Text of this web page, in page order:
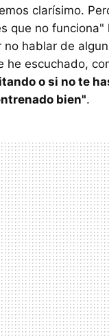
clarísimo.
que no funciona"
no hablar de
he escuchado,
o si no te
bien".